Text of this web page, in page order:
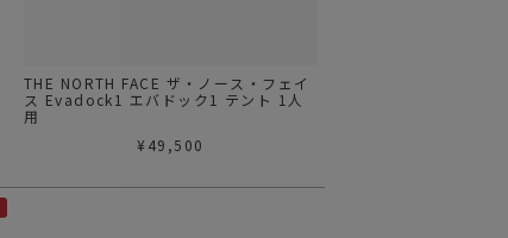
THE NORTH FACE ザ・ノース・フェイ
ス Evadock1 エバドック1 テント 1人
用
¥ 49,500